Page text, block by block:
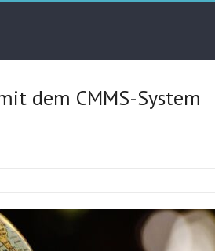
dem CMMS-System